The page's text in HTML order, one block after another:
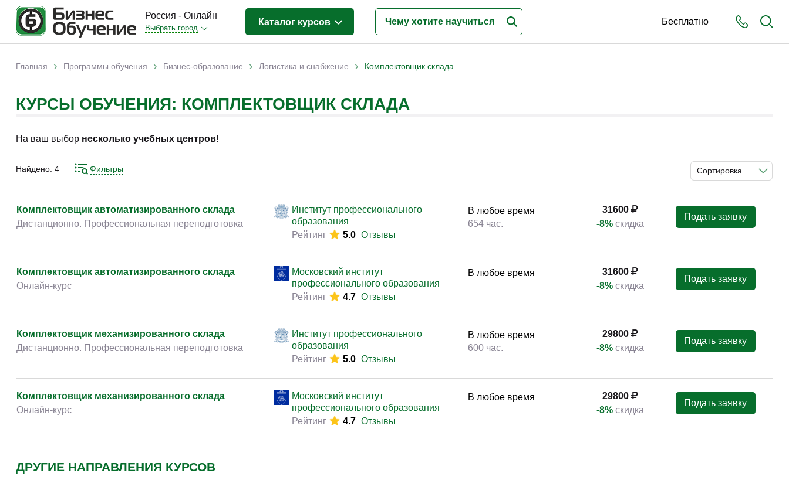
Россия - Онлайн
Выбрать город
Каталог курсов
Отраслевые (2988)
Промышленное обучение (247)
Иностранные языки (80)
w ... (233)
Бухгалтерия и налоги (217)
Деловые коммуникации
Управление персоналом
Законодательство и право
Логистика и снабжение (250)
Безопасность (205)
Бесплатно
Главная › Программы обучения › Бизнес-образование › Логистика и снабжение › Комплектовщик склада
КУРСЫ ОБУЧЕНИЯ: КОМПЛЕКТОВЩИК СКЛАДА
На ваш выбор несколько учебных центров!
Сортировка
Найдено: 4 Фильтры
Комплектовщик автоматизированного склада
Дистанционно. Профессиональная переподготовка
Институт профессионального
образования
Рейтинг
5.0 Отзывы
В любое время
654 час.
31600
-8% скидка
Подать заявку
Комплектовщик автоматизированного склада
Онлайн-курс
Московский институт
профессионального образования
Рейтинг
4.7 Отзывы
В любое время
31600
-8% скидка
Подать заявку
Комплектовщик механизированного склада
Дистанционно. Профессиональная переподготовка
Институт профессионального
образования
Рейтинг
5.0 Отзывы
В любое время
600 час.
29800
-8% скидка
Подать заявку
Комплектовщик механизированного склада
Онлайн-курс
Московский институт
профессионального образования
Рейтинг
4.7 Отзывы
В любое время
29800
-8% скидка
Подать заявку
ДРУГИЕ НАПРАВЛЕНИЯ КУРСОВ